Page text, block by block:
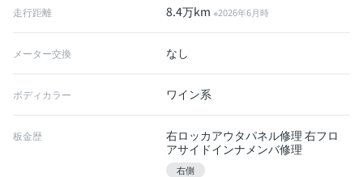
走行距離 8.4万km※2026年6月時
メーター交換 なし
ボディカラー ワイン系
板金歴
右ロッカアウタパネル修理 右フロ
アサイドインナメンバ修理
右側